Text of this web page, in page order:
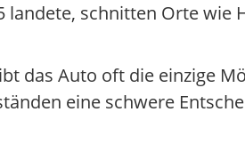
schnitten Orte wie
das Auto oft die einzige
eine schwere